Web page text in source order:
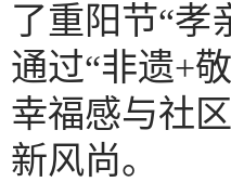
了重阳节“孝
通过“非遗+
幸福感与社
新风尚。